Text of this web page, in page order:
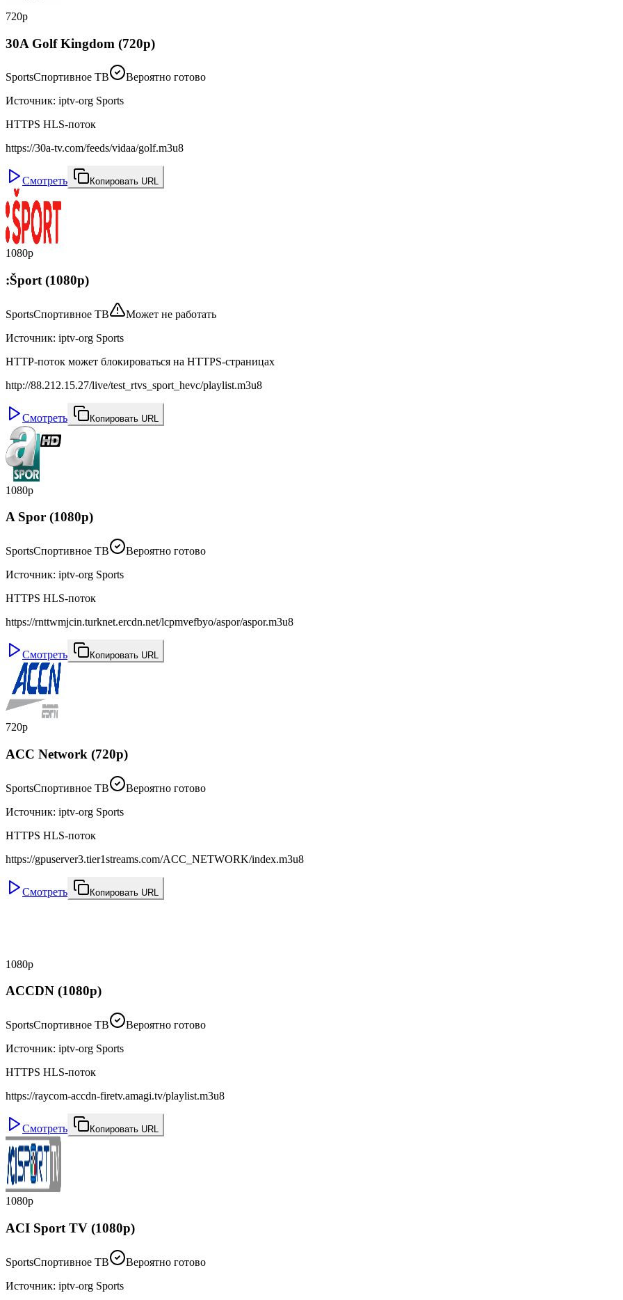
720p
30A Golf Kingdom (720p)
SportsСпортивное ТВ
Вероятно готово
Источник: iptv-org Sports
HTTPS HLS-поток
https://30a-tv.com/feeds/vidaa/golf.m3u8
Смотреть Копировать URL
1080p
:Šport (1080p)
SportsСпортивное ТВ
Может не работать
Источник: iptv-org Sports
HTTP-поток может блокироваться на HTTPS-страницах
http://88.212.15.27/live/test_rtvs_sport_hevc/playlist.m3u8
Смотреть Копировать URL
1080p
A Spor (1080p)
SportsСпортивное ТВ
Вероятно готово
Источник: iptv-org Sports
HTTPS HLS-поток
https://rnttwmjcin.turknet.ercdn.net/lcpmvefbyo/aspor/aspor.m3u8
Смотреть Копировать URL
720p
ACC Network (720p)
SportsСпортивное ТВ
Вероятно готово
Источник: iptv-org Sports
HTTPS HLS-поток
https://gpuserver3.tier1streams.com/ACC_NETWORK/index.m3u8
Смотреть Копировать URL
1080p
ACCDN (1080p)
SportsСпортивное ТВ
Вероятно готово
Источник: iptv-org Sports
HTTPS HLS-поток
https://raycom-accdn-firetv.amagi.tv/playlist.m3u8
Смотреть Копировать URL
1080p
ACI Sport TV (1080p)
SportsСпортивное ТВ
Вероятно готово
Источник: iptv-org Sports